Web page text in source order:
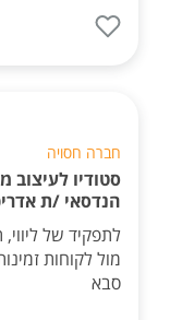
חברה חסויה
סטודיו
הנדסאי /ת
לתפקיד של ליווי,
מול לקוחות
סבא